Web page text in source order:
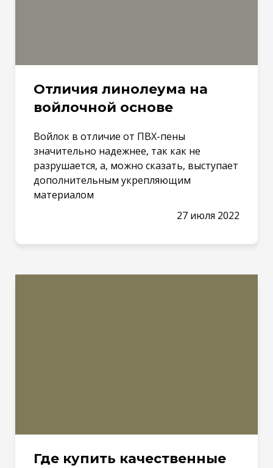
Отличия линолеума на
войлочной основе
Войлок в отличие от ПВХ-пены
значительно надежнее, так как не
разрушается, а, можно сказать, выступает
дополнительным укрепляющим
материалом
27 июля 2022
Где купить качественные